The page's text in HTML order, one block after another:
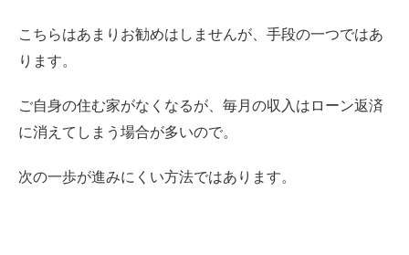
こちらはあまりお勧めはしませんが、手段の一つではあ
ります。
ご自身の住む家がなくなるが、毎月の収入はローン返済
に消えてしまう場合が多いので。
次の一歩が進みにくい方法ではあります。